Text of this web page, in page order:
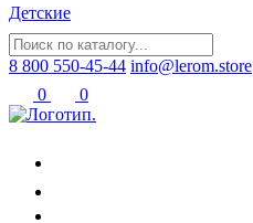
Детские
8 800 550-45-44 info@lerom.store
0
0